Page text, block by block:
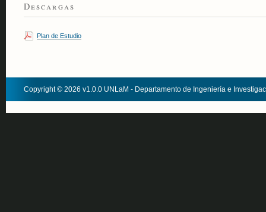
Descargas
Plan de Estudio
Copyright © 2026 v1.0.0 UNLaM - Departamento de Ingeniería e